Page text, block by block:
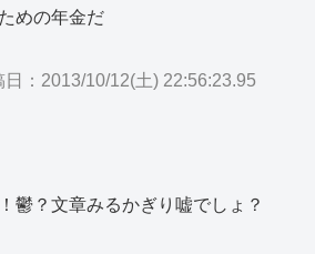
めの年金だ
日：2013/10/12(土) 22:56:23.95
鬱？文章みるかぎり嘘でしょ？